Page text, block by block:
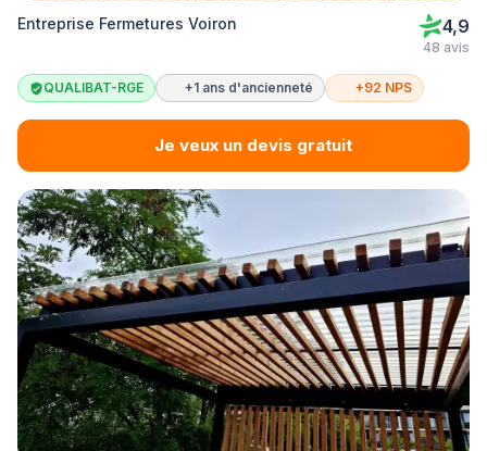
Entreprise Fermetures Voiron 4,9
48 avis
QUALIBAT-RGE +1 ans d'ancienneté +92 NPS
Je veux un devis gratuit